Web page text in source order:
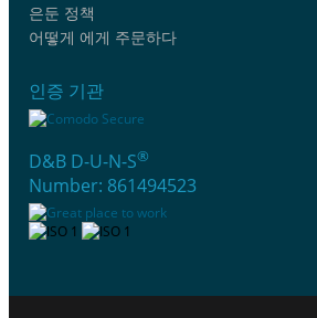
은둔 정책
어떻게 에게 주문하다
인증 기관
D&B D-U-N-S®
Number: 861494523